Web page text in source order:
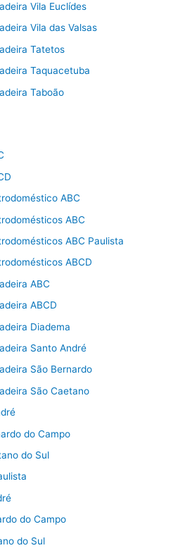
Vila Euclídes
Vila das Valsas
Tatetos
Taquacetuba
Taboão
ABC
ABC
ABC Paulista
ABCD
ABC
ABCD
Diadema
Santo André
São Bernardo
São Caetano
do Campo
do Sul
do Campo
do Sul